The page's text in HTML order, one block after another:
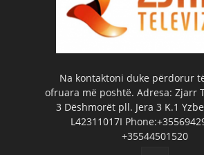
Na kontaktoni duke përdorur
ofruara më poshtë. Adresa: Zjarr
3 Dëshmorët pll. Jera 3 K.1
L42311017I
+35544501520